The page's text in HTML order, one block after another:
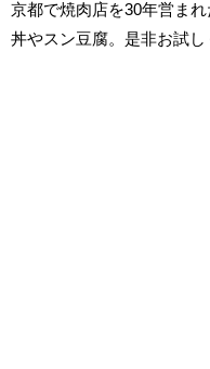
京都で焼肉店を30年営ま
丼やスン豆腐。是非お試し